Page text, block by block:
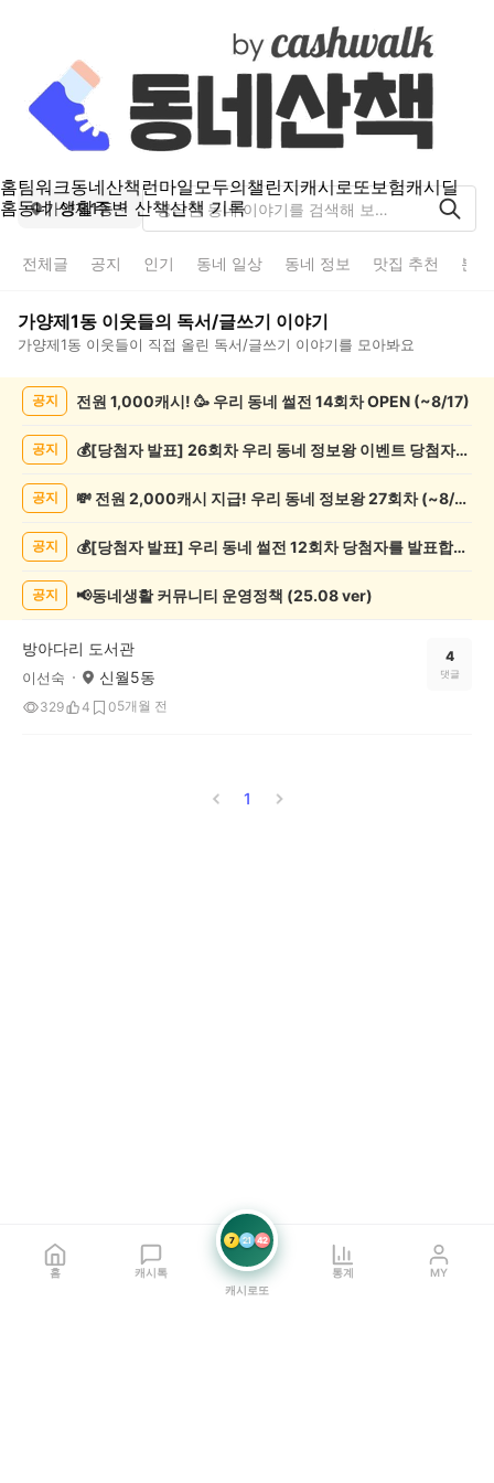
홈팀워크동네산책런마일모두의챌린지캐시로또보험캐시딜
홈동네 생활주변 산책산책 기록
가양제1동
전체글 공지 인기 동네 일상 동네 정보 맛집 추천 분
가양제1동 이웃들의 독서/글쓰기 이야기
가양제1동 이웃들이 직접 올린 독서/글쓰기 이야기를 모아봐요
서/
시
공지 전원 1,000캐시! 🥳 우리 동네 썰전 14회차 OPEN (~8/17)
공지 💰[당첨자 발표] 26회차 우리 동네 정보왕 이벤트 당첨자를 발표합니다!
공지 💸 전원 2,000캐시 지급! 우리 동네 정보왕 27회차 (~8/10)
공지 💰[당첨자 발표] 우리 동네 썰전 12회차 당첨자를 발표합니다!
공지 📢동네생활 커뮤니티 운영정책 (25.08 ver)
방아다리 도서관
이선숙 신월5동
329 4 05개월 전
4
댓글
1
홈 캐시톡
7 21 42
캐시로또
통계 MY